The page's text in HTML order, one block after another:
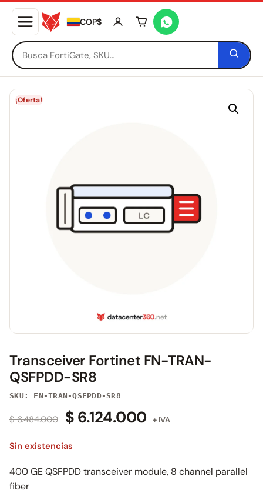
COP$ Tu carrito está vacío
¡Oferta!
Transceiver Fortinet FN-TRAN-
QSFPDD-SR8
SKU: FN-TRAN-QSFPDD-SR8
$6.484.000 $ 6.124.000 + IVA
Sin existencias
400 GE QSFPDD transceiver module, 8 channel parallel
fiber